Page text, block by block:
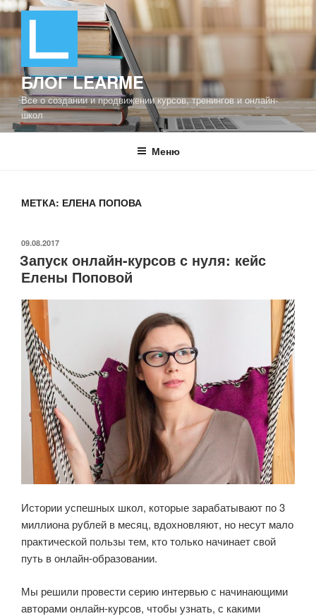
Перейти
содержимому
БЛОГ LEARME
Все о создании и продвижении курсов, тренингов и онлайн-
школ
Меню
МЕТКА: ЕЛЕНА ПОПОВА
ОПУБЛИКОВАНО
09.08.2017
Запуск онлайн-курсов с нуля: кейс
Елены Поповой
Истории успешных школ, которые зарабатывают по 3
миллиона рублей в месяц, вдохновляют, но несут мало
практической пользы тем, кто только начинает свой
путь в онлайн-образовании.
Мы решили провести серию интервью с начинающими
авторами онлайн-курсов, чтобы узнать, с какими